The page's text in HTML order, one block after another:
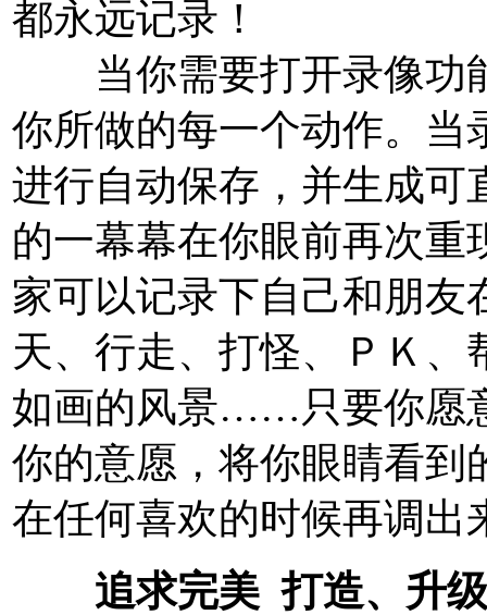
都永远记录！
当你需要打开录像功
你所做的每一个动作。当
进行自动保存，并生成可
的一幕幕在你眼前再次重
家可以记录下自己和朋友
天、行走、打怪、ＰＫ
如画的风景……只要你愿
你的意愿，将你眼睛看到
在任何喜欢的时候再调出
追求完美 打造、升级